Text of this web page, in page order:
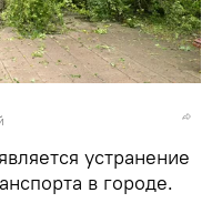
устранение
в городе.